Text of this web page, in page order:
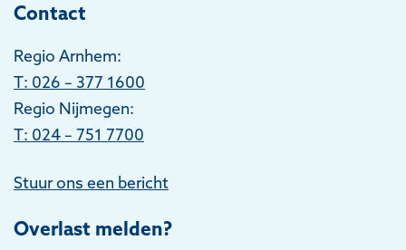
Contact
Regio Arnhem:
T: 026 – 377 1600
Regio Nijmegen:
T: 024 – 751 7700
Stuur ons een bericht
Overlast melden?